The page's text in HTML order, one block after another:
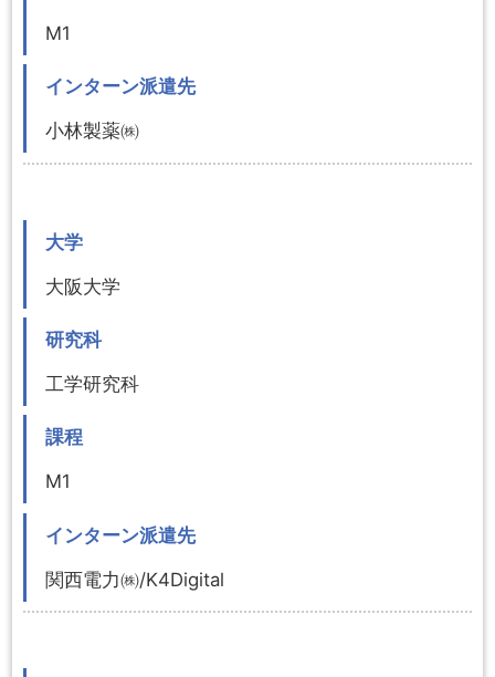
M1
インターン派遣先
小林製薬㈱
大学
大阪大学
研究科
工学研究科
課程
M1
インターン派遣先
関西電力㈱/K4Digital